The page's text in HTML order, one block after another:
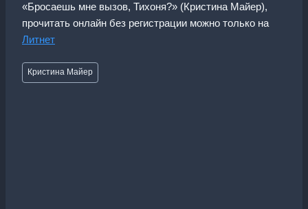
«Бросаешь мне вызов, Тихоня?» (Кристина Майер),
прочитать онлайн без регистрации можно только на
Литнет
Метки
записи:
Кристина Майер